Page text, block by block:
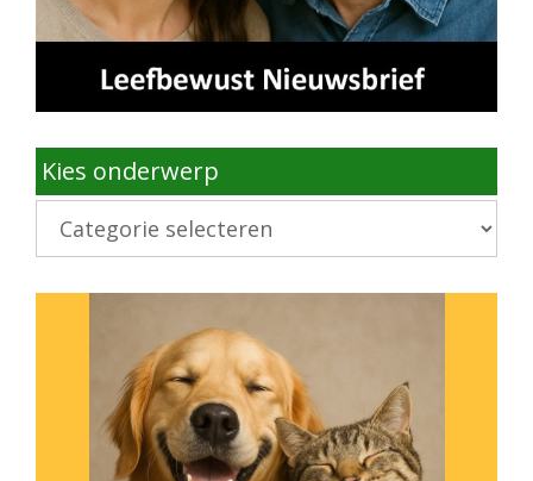
Kies onderwerp
Kies
onderwerp